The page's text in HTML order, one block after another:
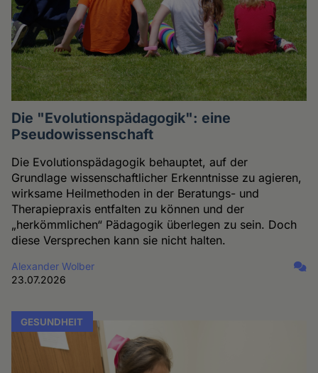
Die "Evolutionspädagogik": eine
Pseudowissenschaft
Die Evolutionspädagogik behauptet, auf der
Grundlage wissenschaftlicher Erkenntnisse zu agieren,
wirksame Heilmethoden in der Beratungs- und
Therapiepraxis entfalten zu können und der
„herkömmlichen“ Pädagogik überlegen zu sein. Doch
diese Versprechen kann sie nicht halten.
Alexander Wolber
23.07.2026
GESUNDHEIT